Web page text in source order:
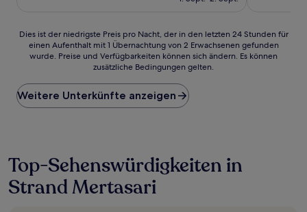
Dies
der
Preis
pro
Nacht,
letzten
24 Stunden
für
einen
Dies ist der niedrigste Preis pro Nacht, der in den letzten 24 Stunden für
einen Aufenthalt mit 1 Übernachtung von 2 Erwachsenen gefunden
wurde. Preise und Verfügbarkeiten können sich ändern. Es können
zusätzliche Bedingungen gelten.
Weitere Unterkünfte anzeigen
Top-Sehenswürdigkeiten in
Strand Mertasari